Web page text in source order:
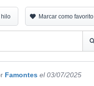
hilo Marcar como favorito
Famontes el 03/07/2025